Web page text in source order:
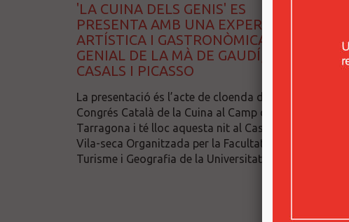
'LA CUINA DELS GENIS' ES
PRESENTA AMB UNA EXPERIÈNCIA
ARTÍSTICA I GASTRONÒMICA
GENIAL DE LA MÀ DE GAUDÍ, MIRÓ,
CASALS I PICASSO
La presentació és l’acte de cloenda del III
Congrés Català de la Cuina al Camp de
Tarragona i té lloc aquesta nit al Castell de
Vila-seca Organitzada per la Facultat de
Turisme i Geografia de la Universitat ...